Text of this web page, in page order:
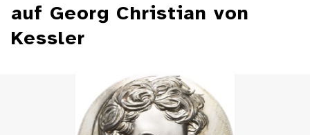
auf Georg Christian von
Kessler